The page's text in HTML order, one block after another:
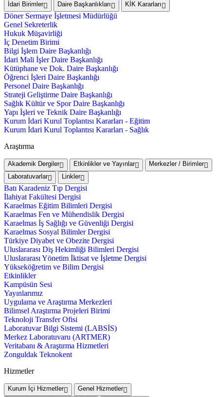
İdari Birimler Daire Başkanlıkları KİK Kararları
Döner Sermaye İşletmesi Müdürlüğü
Genel Sekreterlik
Hukuk Müşavirliği
İç Denetim Birimi
Bilgi İşlem Daire Başkanlığı
İdari Mali İşler Daire Başkanlığı
Kütüphane ve Dok. Daire Başkanlığı
Öğrenci İşleri Daire Başkanlığı
Personel Daire Başkanlığı
Strateji Geliştirme Daire Başkanlığı
Sağlık Kültür ve Spor Daire Başkanlığı
Yapı İşleri ve Teknik Daire Başkanlığı
Kurum İdari Kurul Toplantısı Kararları - Eğitim
Kurum İdari Kurul Toplantısı Kararları - Sağlık
Araştırma
Akademik Dergiler Etkinlikler ve Yayınlar
Merkezler / Birimler
Laboratuvarlar
Linkler
Batı Karadeniz Tıp Dergisi
İlahiyat Fakültesi Dergisi
Karaelmas Eğitim Bilimleri Dergisi
Karaelmas Fen ve Mühendislik Dergisi
Karaelmas İş Sağlığı ve Güvenliği Dergisi
Karaelmas Sosyal Bilimler Dergisi
Türkiye Diyabet ve Obezite Dergisi
Uluslararası Diş Hekimliği Bilimleri Dergisi
Uluslararası Yönetim İktisat ve İşletme Dergisi
Yükseköğretim ve Bilim Dergisi
Etkinlikler
Kampüsün Sesi
Yayınlarımız
Uygulama ve Araştırma Merkezleri
Bilimsel Araştırma Projeleri Birimi
Teknoloji Transfer Ofisi
Laboratuvar Bilgi Sistemi (LABSİS)
Merkez Laboratuvaru (ARTMER)
Veritabanı & Araştırma Hizmetleri
Zonguldak Teknokent
Hizmetler
Kurum İçi Hizmetler
Genel Hizmetler